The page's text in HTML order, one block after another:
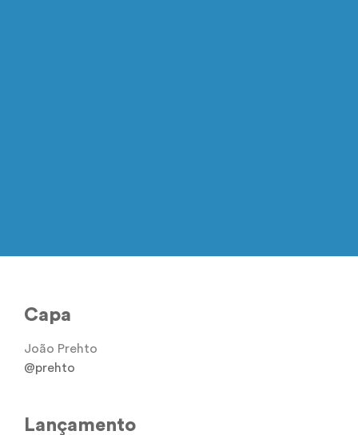
Capa
João Prehto
@prehto
Lançamento